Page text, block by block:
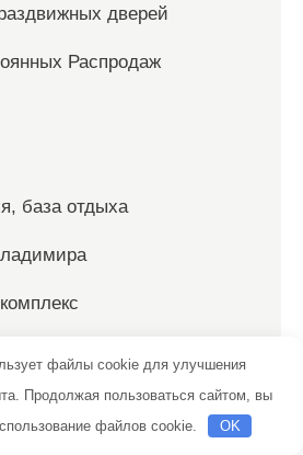
дверей
Распродаж
база отдыха
файлы cookie для улучшения
Продолжая пользоваться сайтом, вы
файлов cookie.
OK